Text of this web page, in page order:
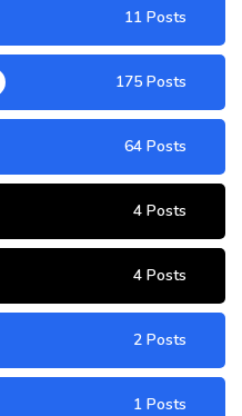
11 Posts
175 Posts
64 Posts
4 Posts
4 Posts
2 Posts
1 Posts